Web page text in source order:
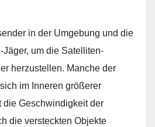
in der Umgebung und die
um die Satelliten-
herzustellen. Manche der
im Inneren größerer
die Geschwindigkeit der
die versteckten Objekte